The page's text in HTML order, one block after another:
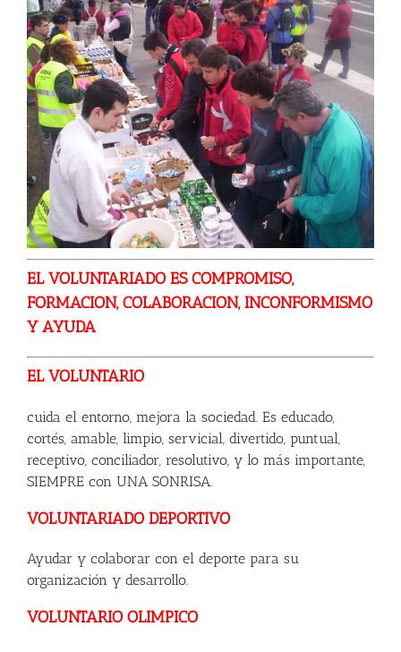
EL VOLUNTARIADO ES COMPROMISO,
FORMACION, COLABORACION, INCONFORMISMO
Y AYUDA
EL VOLUNTARIO
cuida el entorno, mejora la sociedad. Es educado,
cortés, amable, limpio, servicial, divertido, puntual,
receptivo, conciliador, resolutivo, y lo más importante,
SIEMPRE con UNA SONRISA.
VOLUNTARIADO DEPORTIVO
Ayudar y colaborar con el deporte para su
organización y desarrollo.
VOLUNTARIO OLIMPICO